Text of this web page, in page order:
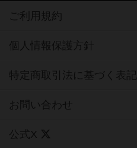
ご利用規約
個人情報保護方針
特定商取引法に基づく表記
お問い合わせ
公式X